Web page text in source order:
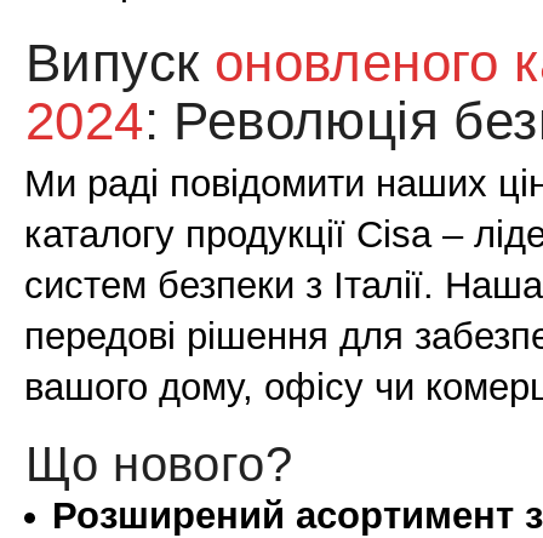
Випуск оновленого
2024: Революція
Ми раді повідомити наших
каталогу продукції Cisa –
систем безпеки з Італії.
передові рішення для
вашого дому, офісу чи
Що нового?
Розширений асортимент